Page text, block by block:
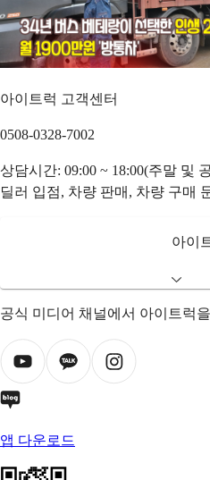
아이트럭 고객센터
0508-0328-7002
상담시간: 09:00 ~ 18:00(주말 및
딜러 입점, 차량 판매, 차량 구매
아이
공식 미디어 채널에서 아이트럭
앱 다운로드